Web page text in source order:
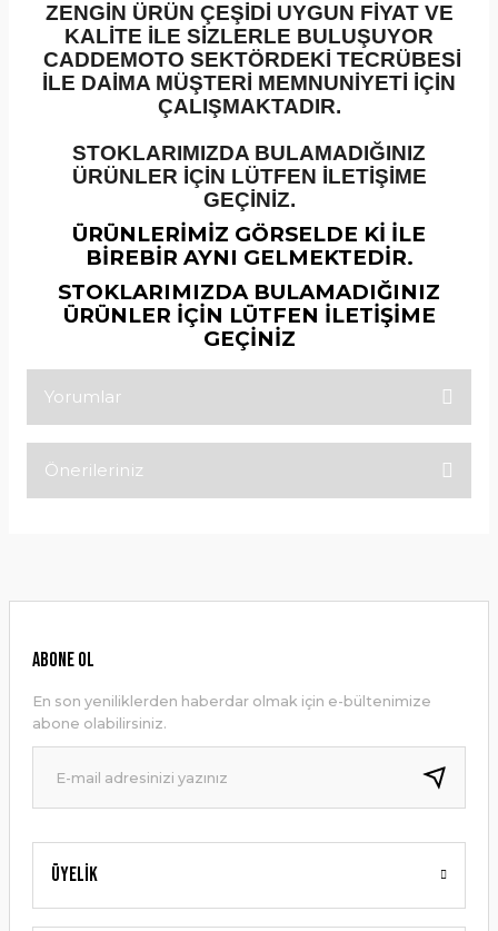
ZENGİN ÜRÜN ÇEŞİDİ UYGUN FİYAT VE
KALİTE İLE SİZLERLE BULUŞUYOR
CADDEMOTO SEKTÖRDEKİ TECRÜBESİ
İLE DAİMA MÜŞTERİ MEMNUNİYETİ İÇİN
ÇALIŞMAKTADIR.
STOKLARIMIZDA BULAMADIĞINIZ
ÜRÜNLER İÇİN LÜTFEN İLETİŞİME
GEÇİNİZ.
ÜRÜNLERİMİZ GÖRSELDE Kİ İLE
BİREBİR AYNI GELMEKTEDİR.
STOKLARIMIZDA BULAMADIĞINIZ
ÜRÜNLER İÇİN LÜTFEN İLETİŞİME
GEÇİNİZ
Yorumlar
Önerileriniz
Ürün resmi kalitesiz, bozuk veya görüntülenemiyor.
Ürün bilgilerinde hatalar bulunuyor.
Ürün fiyatı diğer sitelerden daha pahalı.
Bu ürüne benzer farklı alternatifler olmalı.
Gönder
Üyelik
ABONE OL
En son yeniliklerden haberdar olmak için e-bültenimize
abone olabilirsiniz.